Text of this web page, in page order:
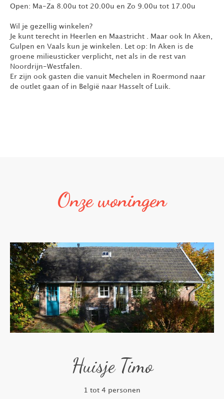
Open: Ma-Za 8.00u tot 20.00u en Zo 9.00u tot 17.00u
Wil je gezellig winkelen?
Je kunt terecht in Heerlen en Maastricht . Maar ook In Aken,
Gulpen en Vaals kun je winkelen. Let op: In Aken is de
groene milieusticker verplicht, net als in de rest van
Noordrijn-Westfalen.
Er zijn ook gasten die vanuit Mechelen in Roermond naar
de outlet gaan of in België naar Hasselt of Luik.
Onze woningen
Huisje Timo
1 tot 4 personen